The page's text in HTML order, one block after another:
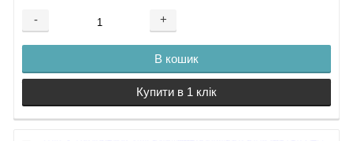
- +
В кошик
Купити в 1 клік